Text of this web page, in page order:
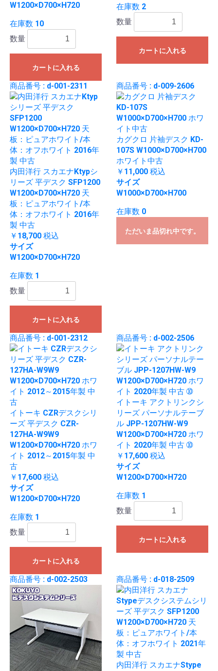
W1200×D700×H720
在庫数 10
数量
カートに入れる
在庫数 2
数量
カートに入れる
商品番号 : d-001-2311
内田洋行 スカエナKtypシ
リーズ 平デスク SFP1200
W1200×D700×H720 天
板：ピュアホワイト/本
体：オフホワイト 2016年
製 中古
￥18,700 税込
サイズ
W1200×D700×H720
在庫数 1
数量
カートに入れる
商品番号 : d-009-2606
カグクロ 片袖デスク KD-
107S W1000×D700×H700
ホワイト中古
￥11,000 税込
サイズ
W1000×D700×H700
在庫数 0
ただいま品切れ中です。
商品番号 : d-001-2312
イトーキ CZRデスクシリ
ーズ 平デスク CZR-
127HA-W9W9
W1200×D700×H720 ホワ
イト 2012～2015年製 中
古
￥17,600 税込
サイズ
W1200×D700×H720
在庫数 1
数量
カートに入れる
商品番号 : d-002-2506
イトーキ アクトリンクシ
リーズ パーソナルテーブ
ル JPP-1207HW-W9
W1200×D700×H720 ホワ
イト 2020年製 中古 ➉
￥17,600 税込
サイズ
W1200×D700×H720
在庫数 1
数量
カートに入れる
商品番号 : d-002-2503 商品番号 : d-018-2509
内田洋行 スカエナStype